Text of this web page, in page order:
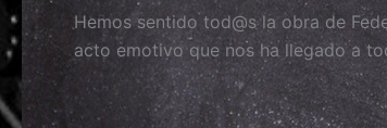
Hemos sentido tod@s la obra de
acto emotivo que nos ha llegado a